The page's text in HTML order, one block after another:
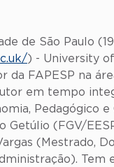
de São Paulo
) - University
da FAPESP na
em tempo
Pedagógico
Getúlio (FGV/
(Mestrado,
Tem